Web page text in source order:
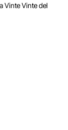
Vinte Vinte del